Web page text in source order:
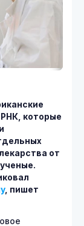
которые
от
, пишет